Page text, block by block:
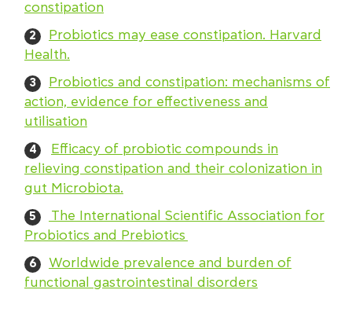
constipation
Probiotics may ease constipation. Harvard
Health.
Probiotics and constipation: mechanisms of
action, evidence for effectiveness and
utilisation
Efficacy of probiotic compounds in
relieving constipation and their colonization in
gut Microbiota.
The International Scientific Association for
Probiotics and Prebiotics
Worldwide prevalence and burden of
functional gastrointestinal disorders